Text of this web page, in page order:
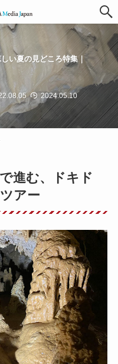
い夏の見どころ特集｜
2024.05.10
進む、ドキド
アー